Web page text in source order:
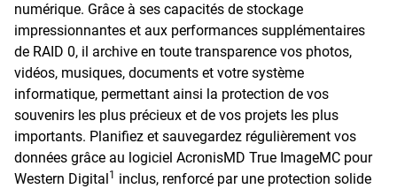
numérique. Grâce à ses capacités de stockage
impressionnantes et aux performances supplémentaires
de RAID 0, il archive en toute transparence vos photos,
vidéos, musiques, documents et votre système
informatique, permettant ainsi la protection de vos
souvenirs les plus précieux et de vos projets les plus
importants. Planifiez et sauvegardez régulièrement vos
données grâce au logiciel AcronisMD True ImageMC pour
Western Digital1
inclus, renforcé par une protection solide